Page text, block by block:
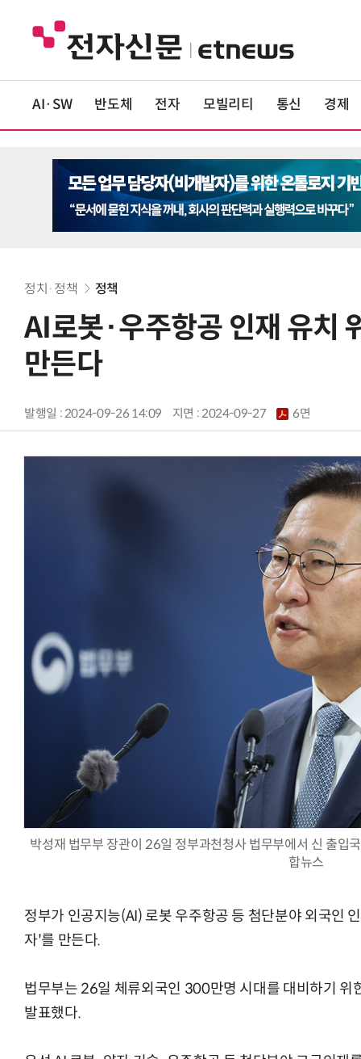
AI·SW 반도체 전자 모빌리티 통신 경제
정치·정책 정책
AI로봇·우주항공 인재 유치
만든다
발행일 : 2024-09-26 14:09 지면 :2024-09-27 6면
박성재 법무부 장관이 26일 정부과천청사 법무부에서 신 출입
합뉴스
정부가 인공지능(AI) 로봇 우주항공 등 첨단분야 외국인
자'를 만든다.
법무부는 26일 체류외국인 300만명 시대를 대비하기
발표했다.
AI Native Enterprise를 지원하는 AI Ready Data